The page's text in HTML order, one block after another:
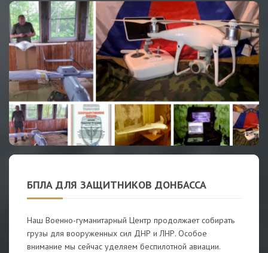
БПЛА ДЛЯ ЗАЩИТНИКОВ ДОНБАССА
Наш Военно-гуманитарный Центр продолжает собирать
грузы для вооруженных сил ДНР и ЛНР. Особое
внимание мы сейчас уделяем беспилотной авиации.